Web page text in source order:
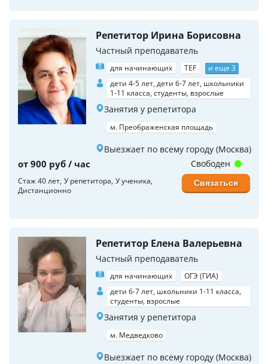
Репетитор Ирина Борисовна
Частный преподаватель
для начинающих TEF
и еще 3
дети 4-5 лет, дети 6-7 лет, школьники
1-11 класса, студенты, взрослые
Занятия у репетитора
м. Преображенская площадь
Выезжает по всему городу (Москва)
от 900 руб / час
Стаж 40 лет У репетитора У ученика
Дистанционно
Свободен
Связаться
Репетитор Елена Валерьевна
Частный преподаватель
для начинающих
ОГЭ (ГИА)
дети 6-7 лет, школьники 1-11 класса,
студенты, взрослые
Занятия у репетитора
м. Медведково
Выезжает по всему городу (Москва)